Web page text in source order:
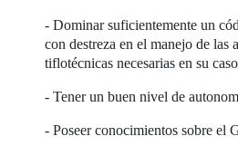
- Dominar suficientemente un
con destreza en el manejo de las
tiflotécnicas necesarias en su
- Tener un buen nivel de
- Poseer conocimientos sobre el